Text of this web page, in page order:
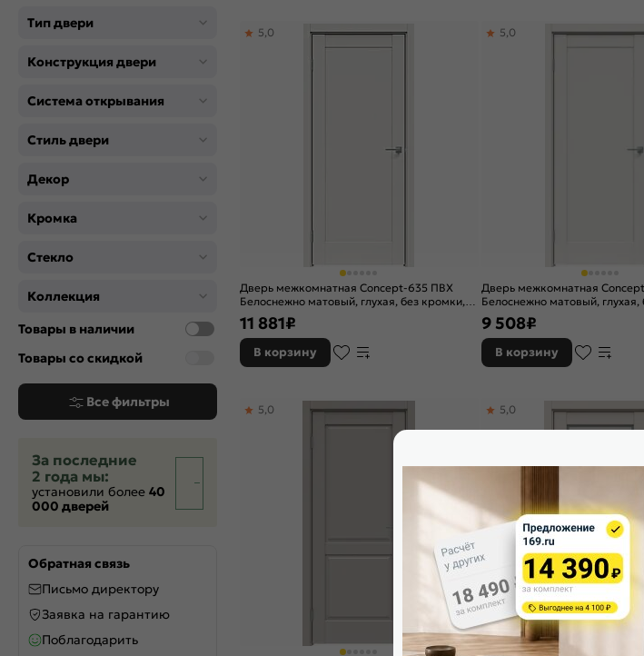
Грей вуд
Дуб Винчестер светлый
Дуб Винчестер трюфель
Дуб радиальный
Магнолия
Стипл белый
Шелл грей
Тип двери
Конструкция двери
Система открывания
Стиль двери
Декор
Кромка
Стекло
Коллекция
Товары в наличии
Товары со скидкой
Все фильтры
За последние
2 года мы:
установили более 40
000 дверей
Обратная связь
Письмо директору
Заявка на гарантию
Поблагодарить
Дверь межкомнатная Concept-635 ПВХ
Белоснежно матовый, глухая, без кромки,
царговая
5,0
11 881₽
В корзину
Дверь межкомнатная
Белоснежно матовый, глухая,
царговая
5,0
9 508₽
В корзину
5,0 5,0